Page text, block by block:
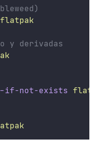
flatpak
y derivadas
if-not-exists